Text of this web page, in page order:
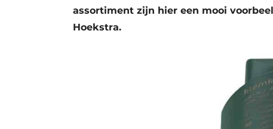
assortiment zijn hier een mooi
Hoekstra.